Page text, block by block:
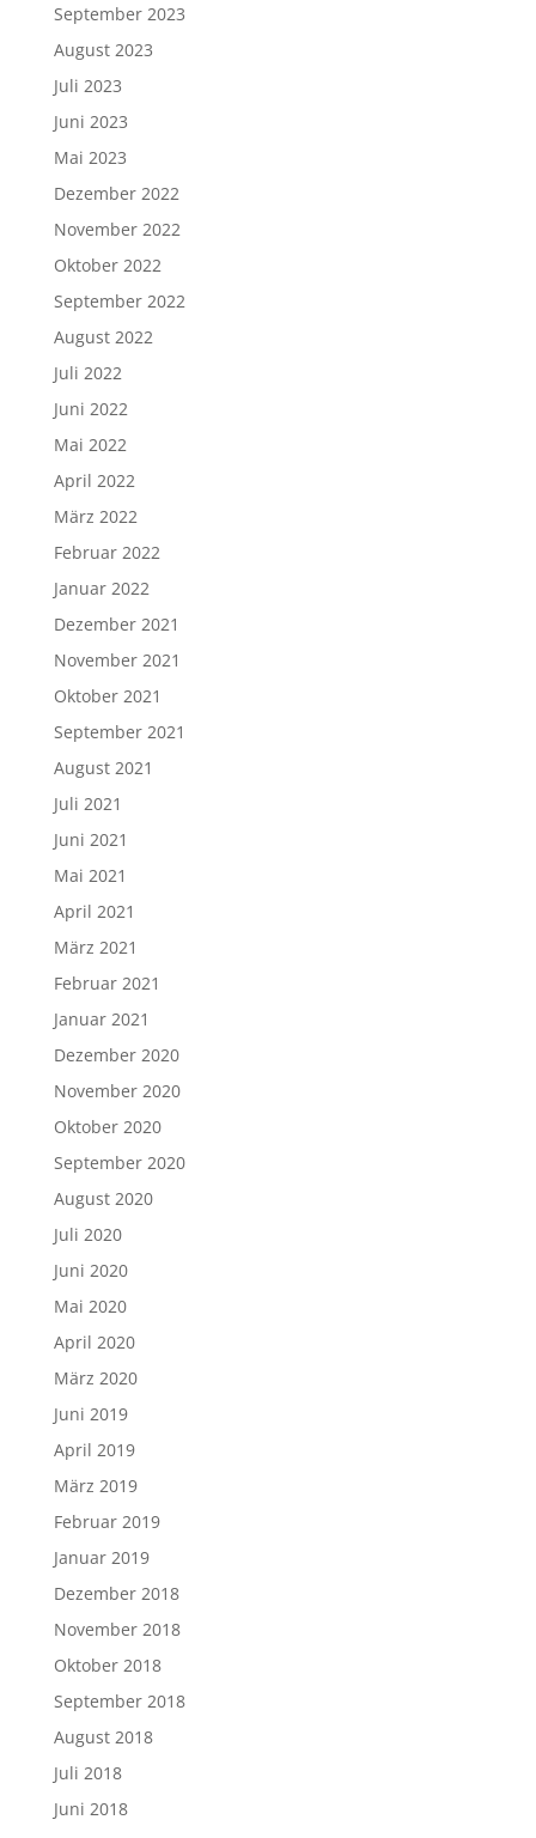
September 2023
August 2023
Juli 2023
Juni 2023
Mai 2023
Dezember 2022
November 2022
Oktober 2022
September 2022
August 2022
Juli 2022
Juni 2022
Mai 2022
April 2022
März 2022
Februar 2022
Januar 2022
Dezember 2021
November 2021
Oktober 2021
September 2021
August 2021
Juli 2021
Juni 2021
Mai 2021
April 2021
März 2021
Februar 2021
Januar 2021
Dezember 2020
November 2020
Oktober 2020
September 2020
August 2020
Juli 2020
Juni 2020
Mai 2020
April 2020
März 2020
Juni 2019
April 2019
März 2019
Februar 2019
Januar 2019
Dezember 2018
November 2018
Oktober 2018
September 2018
August 2018
Juli 2018
Juni 2018